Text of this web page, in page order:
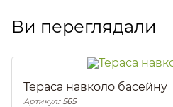
Ви переглядали
Тераса навколо басейну
Артикул:: 565